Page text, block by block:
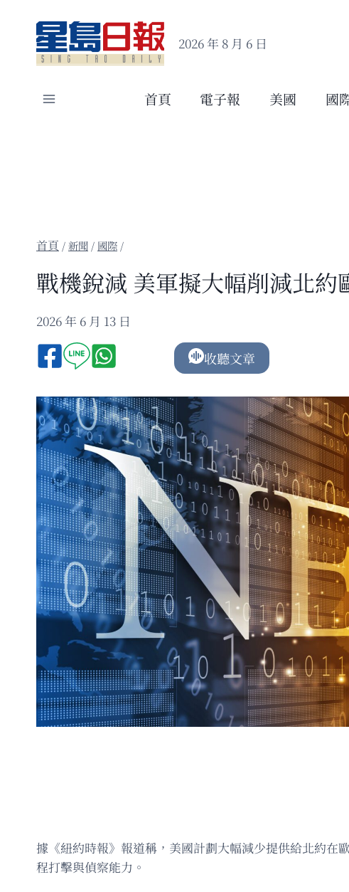
content
2026 年 8 月 6 日
首頁 電子報 美國 國
/新聞 / 國際 /
戰機銳減 美軍擬大幅削減北約
2026 年 6 月 13 日
收聽文章
據《紐約時報》報道稱，美國計劃大幅減少提供給北約在
程打擊與偵察能力。